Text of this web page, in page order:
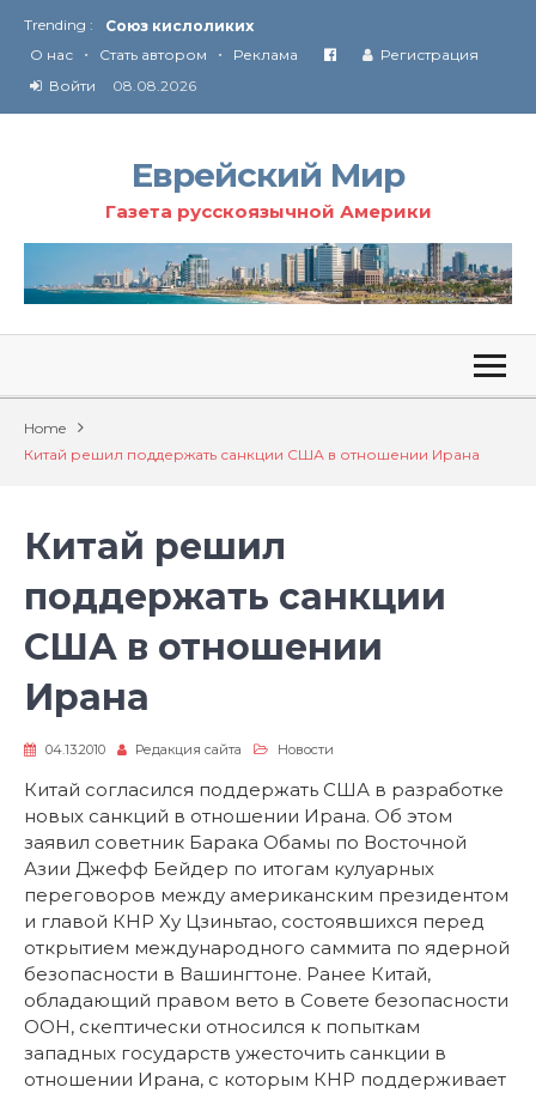
Trending :
Союз кислоликих
Соглашение США с Ираном
Технология Революции в Иране
О нас • Стать автором • Реклама
Регистрация
Войти
08.08.2026
Еврейский Мир
Газета русскоязычной Америки
Home
Китай решил поддержать санкции США в отношении Ирана
Китай решил
поддержать санкции
США в отношении
Ирана
04.13.2010 Редакция сайта Новости
Китай согласился поддержать США в разработке
новых санкций в отношении Ирана. Об этом
заявил советник Барака Обамы по Восточной
Азии Джефф Бейдер по итогам кулуарных
переговоров между американским президентом
и главой КНР Ху Цзиньтао, состоявшихся перед
открытием международного саммита по ядерной
безопасности в Вашингтоне. Ранее Китай,
обладающий правом вето в Совете безопасности
ООН, скептически относился к попыткам
западных государств ужесточить санкции в
отношении Ирана, с которым КНР поддерживает